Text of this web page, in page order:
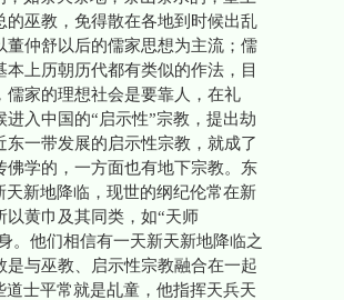
巫教，免得散在各地到时候出乱
仲舒以后的儒家思想为主流；儒
上历朝历代都有类似的作法，目
家的理想社会是要靠人，在礼
入中国的“启示性”宗教，提出劫
一带发展的启示性宗教，就成了
学的，一方面也有地下宗教。东
新地降临，现世的纲纪伦常在新
黄巾及其同类，如“天师
。他们相信有一天新天新地降临之
与巫教、启示性宗教融合在一起
士平常就是乩童，他指挥天兵天